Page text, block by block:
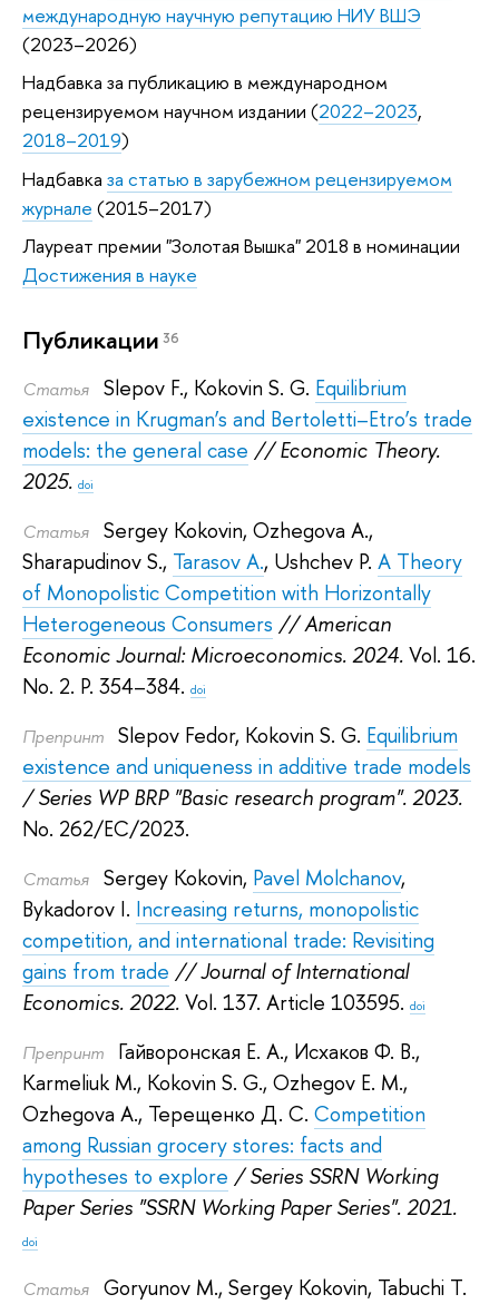
международную научную репутацию НИУ ВШЭ
(2023–2026)
Надбавка за публикацию в международном
рецензируемом научном издании (2022–2023,
2018–2019)
Надбавка за статью в зарубежном рецензируемом
журнале (2015–2017)
Лауреат премии "Золотая Вышка" 2018 в номинации
Достижения в науке
Публикации 36
Статья Slepov F., Kokovin S. G. Equilibrium
existence in Krugman’s and Bertoletti–Etro’s trade
models: the general case // Economic Theory.
2025. doi
Статья Sergey Kokovin, Ozhegova A.,
Sharapudinov S., Tarasov A., Ushchev P. A Theory
of Monopolistic Competition with Horizontally
Heterogeneous Consumers // American
Economic Journal: Microeconomics. 2024. Vol. 16.
No. 2. P. 354–384. doi
Препринт Slepov Fedor, Kokovin S. G. Equilibrium
existence and uniqueness in additive trade models
/ Series WP BRP "Basic research program". 2023.
No. 262/EC/2023.
Статья Sergey Kokovin, Pavel Molchanov,
Bykadorov I. Increasing returns, monopolistic
competition, and international trade: Revisiting
gains from trade // Journal of International
Economics. 2022. Vol. 137. Article 103595. doi
Препринт Гайворонская Е. А., Исхаков Ф. В.,
Karmeliuk M., Kokovin S. G., Ozhegov E. M.,
Ozhegova A., Терещенко Д. С. Competition
among Russian grocery stores: facts and
hypotheses to explore / Series SSRN Working
Paper Series "SSRN Working Paper Series". 2021.
doi
Статья Goryunov M., Sergey Kokovin, Tabuchi T.